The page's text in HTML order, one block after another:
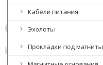
Кабели питания
Эхолоты
Прокладки под магниты